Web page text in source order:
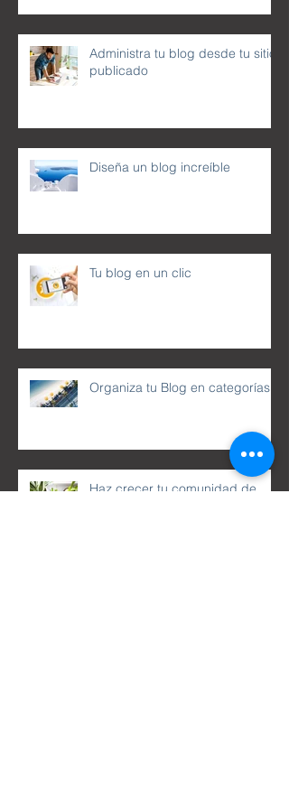
Administra tu blog desde tu sitio
publicado
Diseña un blog increíble
Tu blog en un clic
Organiza tu Blog en categorías
Haz crecer tu comunidad de